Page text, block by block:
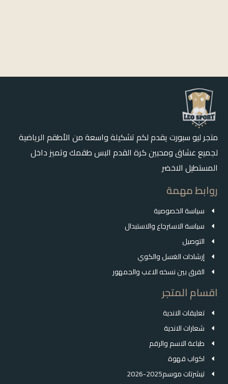
متجر ليو سبورت يقدم لكم تشكيلة واسعة من الأطقم الرياضية
لجميع عشاق ومحبين كرة القدم البس طقمك وتميز داخل
المستطيل الاخضر
روابط مهمة
سياسة الخصوصية
سياسة الاسترجاع والاستبدال
التوصيل
إرشادات الغسل والكوي
الفرق بين نسخه الاعب والجمهور
اقسام المتجر
تعليقات الاندية
شعارات الاندية
طباعة الاسم والرقم
اكواب قهوة
تيشرتات موسم2025-2026